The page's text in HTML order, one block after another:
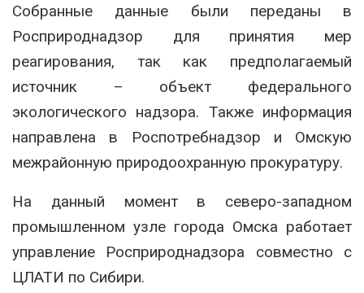
Собранные данные были переданы в
Росприроднадзор для принятия мер
реагирования, так как предполагаемый
источник – объект федерального
экологического надзора. Также информация
направлена в Роспотребнадзор и Омскую
межрайонную природоохранную прокуратуру.
На данный момент в северо-западном
промышленном узле города Омска работает
управление Росприроднадзора совместно с
ЦЛАТИ по Сибири.